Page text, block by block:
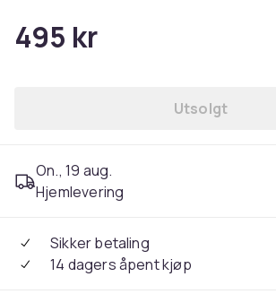
495 kr
Utsolgt
On., 19 aug.
Hjemlevering
Sikker betaling
14 dagers åpent kjøp